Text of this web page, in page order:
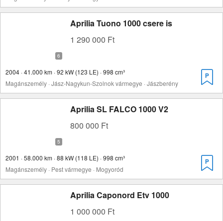
Aprilia Tuono 1000 csere is
1 290 000 Ft
2004 · 41.000 km · 92 kW (123 LE) · 998 cm³
Magánszemély · Jász-Nagykun-Szolnok vármegye · Jászberény
Aprilia SL FALCO 1000 V2
800 000 Ft
2001 · 58.000 km · 88 kW (118 LE) · 998 cm³
Magánszemély · Pest vármegye · Mogyoród
Aprilia Caponord Etv 1000
1 000 000 Ft